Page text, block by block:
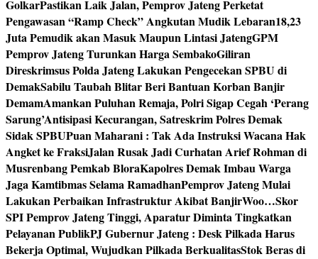
GolkarPastikan Laik Jalan, Pemprov Jateng Perketat
Pengawasan “Ramp Check” Angkutan Mudik Lebaran18,23
Juta Pemudik akan Masuk Maupun Lintasi JatengGPM
Pemprov Jateng Turunkan Harga SembakoGiliran
Direskrimsus Polda Jateng Lakukan Pengecekan SPBU di
DemakSabilu Taubah Blitar Beri Bantuan Korban Banjir
DemamAmankan Puluhan Remaja, Polri Sigap Cegah ‘Perang
Sarung’Antisipasi Kecurangan, Satreskrim Polres Demak
Sidak SPBUPuan Maharani : Tak Ada Instruksi Wacana Hak
Angket ke FraksiJalan Rusak Jadi Curhatan Arief Rohman di
Musrenbang Pemkab BloraKapolres Demak Imbau Warga
Jaga Kamtibmas Selama RamadhanPemprov Jateng Mulai
Lakukan Perbaikan Infrastruktur Akibat BanjirWoo…Skor
SPI Pemprov Jateng Tinggi, Aparatur Diminta Tingkatkan
Pelayanan PublikPJ Gubernur Jateng : Desk Pilkada Harus
Bekerja Optimal, Wujudkan Pilkada BerkualitasStok Beras di